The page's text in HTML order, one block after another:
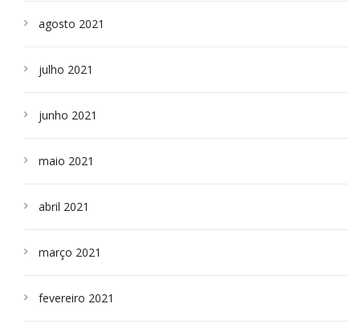
agosto 2021
julho 2021
junho 2021
maio 2021
abril 2021
março 2021
fevereiro 2021